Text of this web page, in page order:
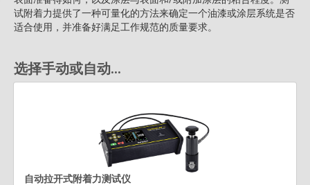
试附着力提供了一种可量化的方法来确定一个油漆或涂层系统是否
适合使用，并准备好满足工作规范的质量要求。
选择手动或自动...
自动拉开式附着力测试仪